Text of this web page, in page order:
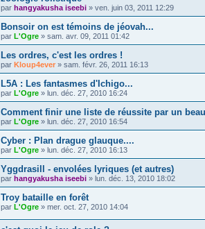
par hangyakusha iseebi » ven. juin 03, 2011 12:29
Bonsoir on est témoins de jéovah...
par L'Ogre » sam. avr. 09, 2011 01:42
Les ordres, c'est les ordres !
par Kloup4ever » sam. févr. 26, 2011 16:13
L5A : Les fantasmes d'Ichigo...
par L'Ogre » lun. déc. 27, 2010 16:24
Comment finir une liste de réussite par un
par L'Ogre » lun. déc. 27, 2010 16:54
Cyber : Plan drague glauque....
par L'Ogre » lun. déc. 27, 2010 16:13
Yggdrasill - envolées lyriques (et autres)
par hangyakusha iseebi » lun. déc. 13, 2010 18:02
Troy bataille en forêt
par L'Ogre » mer. oct. 27, 2010 14:04